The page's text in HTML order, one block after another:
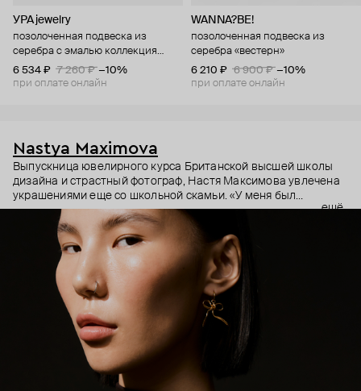
УРА jewelry
позолоченная подвеска из
серебра с эмалью коллекция
«животные» — лисята
6 534 ₽ 7 260 ₽ −10%
при оплате онлайн
WANNA?BE!
позолоченная подвеска из
серебра «вестерн»
6 210 ₽
6 900 ₽ −10%
при оплате онлайн
Nastya Maximova
Выпускница ювелирного курса Британской высшей школы
дизайна и страстный фотограф, Настя Максимова увлечена
украшениями еще со школьной скамьи. «У меня был
огромный чемодан, где висели ряды сережек, лежали
разные украшения. Я брала его в охапку и шла на маркеты».
В 2015 году детская мечта наконец оформилась в
собственный бренд с простыми и символичными
украшениями ручной работы.
ещё